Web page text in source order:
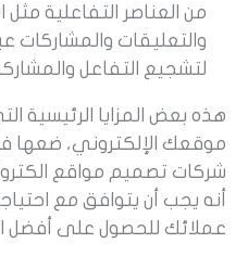
من العناصر التفاعلية مثل
والتعليقات والمشاركات
لتشجيع التفاعل
هذه بعض المزايا الرئيسية
موقعك الإلكتروني، ضعها
شركات تصميم مواقع
أنه يجب أن يتوافق مع
عملائك للحصول على أفضل